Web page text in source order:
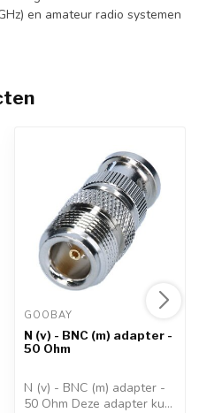
en amateur radio systemen
GOOBAY
N (v) - BNC (m) adapter -
50 Ohm
N (v) - BNC (m) adapter -
50 Ohm Deze adapter kunt